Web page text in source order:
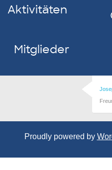
Aktivitäten
Mitglieder
Proudly powered by